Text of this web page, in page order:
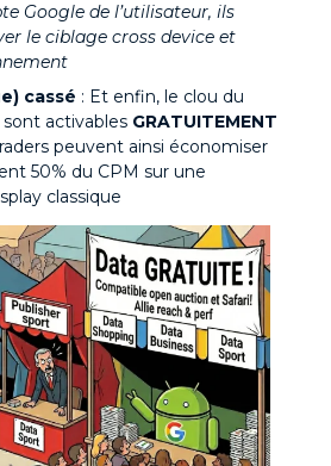
Google de l’utilisateur, ils
le ciblage cross device et
cassé : Et enfin, le clou du
activables GRATUITEMENT
peuvent ainsi économiser
50% du CPM sur une
classique